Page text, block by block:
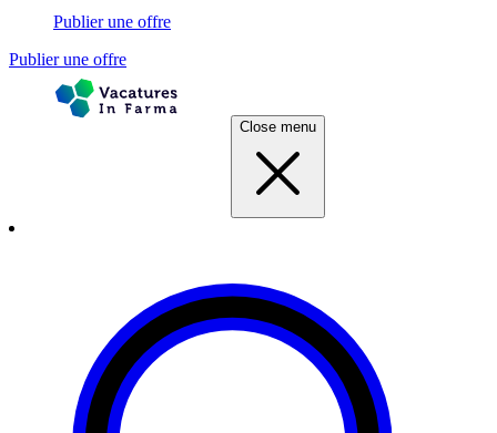
Publier une offre
Publier une offre
Close menu